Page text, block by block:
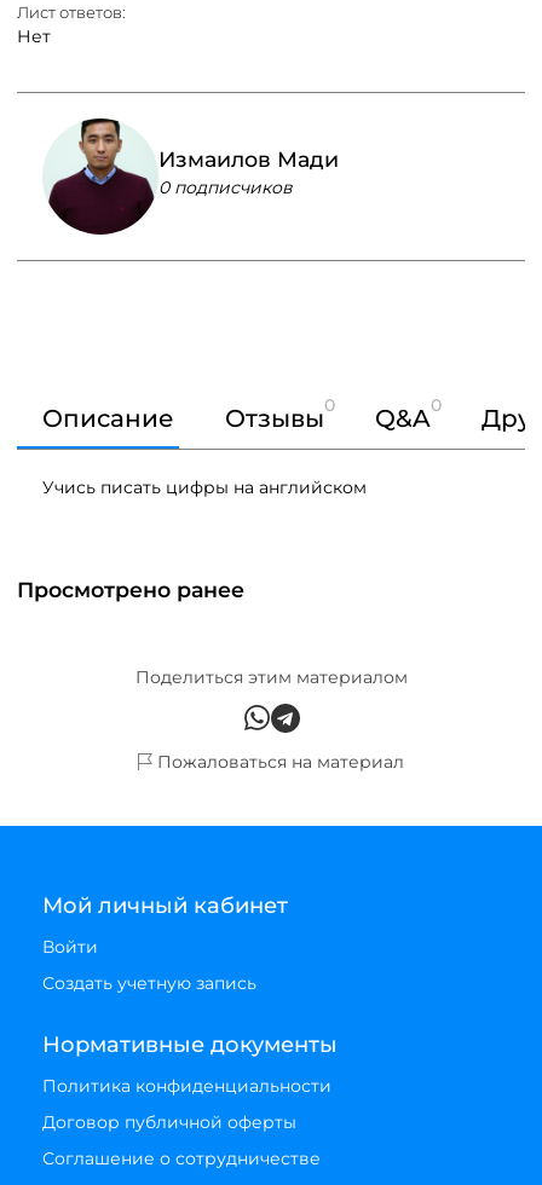
Лист ответов:
Нет
Измаилов Мади
0 подписчиков
Описание Отзывы0 Q&A0
Учись писать цифры на английском
Просмотрено ранее
Поделиться этим материалом
Пожаловаться на материал
Мой личный кабинет
Войти
Создать учетную запись
Нормативные документы
Политика конфиденциальности
Договор публичной оферты
Соглашение о сотрудничестве